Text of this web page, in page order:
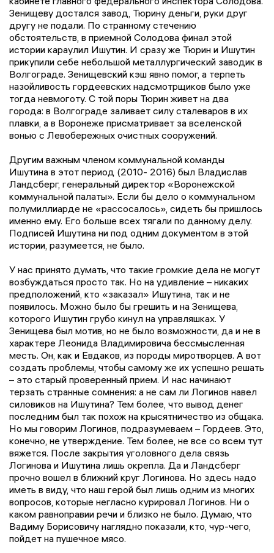
Зенищеву достался завод, Тюрину деньги, руки друг
другу не подали. По странному стечению
обстоятельств, в приемной Солодова финал этой
истории караулил Ишутин. И сразу же Тюрин и Ишутин
прикупили себе небольшой металлургический заводик в
Волгограде. Зенищевский кэш явно помог, а терпеть
назойливость гордеевских надсмотрщиков было уже
тогда невмоготу. С той поры Тюрин живет на два
города: в Волгограде заливает силу сталеваров в их
плавки, а в Воронеже присматривает за вселенской
вонью с Левобережных очистных сооружений.
Другим важным членом коммунальной команды
Ишутина в этот период (2010- 2016) был Владислав
Ландсберг, генеральный директор «Воронежской
коммунальной палаты». Если бы дело о коммунальном
полумиллиарде не «рассосалось», сидеть бы пришлось
именно ему. Его больше всех тягали по данному делу.
Подписей Ишутина ни под одним документом в этой
истории, разумеется, не было.
У нас принято думать, что такие громкие дела не могут
возбуждаться просто так. Но на удивление – никаких
предположений, кто «заказал» Ишутина, так и не
появилось. Можно было бы грешить и на Зенищева,
которого Ишутин грубо кинул на управляшках. У
Зенищева был мотив, но не было возможности, да и не в
характере Леонида Владимировича бессмысленная
месть. Он, как и Евдаков, из породы миротворцев. А вот
создать проблемы, чтобы самому же их успешно решать
– это старый проверенный прием. И нас начинают
терзать странные сомнения: а не сам ли Логинов навел
силовиков на Ишутина? Тем более, что вывод денег
последним был так похож на крысятничество из общака.
Но мы говорим Логинов, подразумеваем – Гордеев. Это,
конечно, не утверждение. Тем более, не все со всем тут
вяжется. После закрытия уголовного дела связь
Логинова и Ишутина лишь окрепла. Да и Ландсберг
прочно вошел в ближний круг Логинова. Но здесь надо
иметь в виду, что наш герой был лишь одним из многих
вопросов, которые негласно курировал Логинов. Ни о
каком равноправии речи и близко не было. Думаю, что
Вадиму Борисовичу наглядно показали, кто, чур-чего,
пойдет на пушечное мясо.